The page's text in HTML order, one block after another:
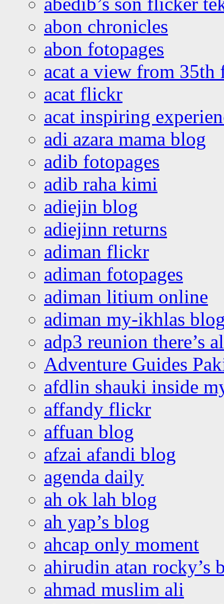
abon chronicles
abon fotopages
acat a view from 35th
acat flickr
acat inspiring
adi azara mama blog
adib fotopages
adib raha kimi
adiejin blog
adiejinn returns
adiman flickr
adiman fotopages
adiman litium online
adiman my-ikhlas
adp3 reunion there’s
Adventure Guides
afdlin shauki inside
affandy flickr
affuan blog
afzai afandi blog
agenda daily
ah ok lah blog
ah yap’s blog
ahcap only moment
ahirudin atan rocky’s
ahmad muslim ali